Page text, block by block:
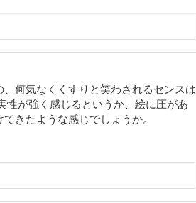
何気なくくすりと笑わされるセンスは
性が強く感じるというか、絵に圧があ
きたような感じでしょうか。